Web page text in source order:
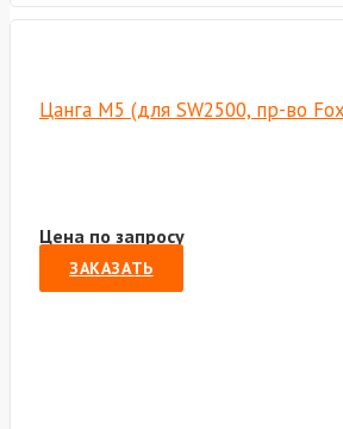
Цанга М5 (для SW2500, пр-во
Цена по запросу
ЗАКАЗАТЬ